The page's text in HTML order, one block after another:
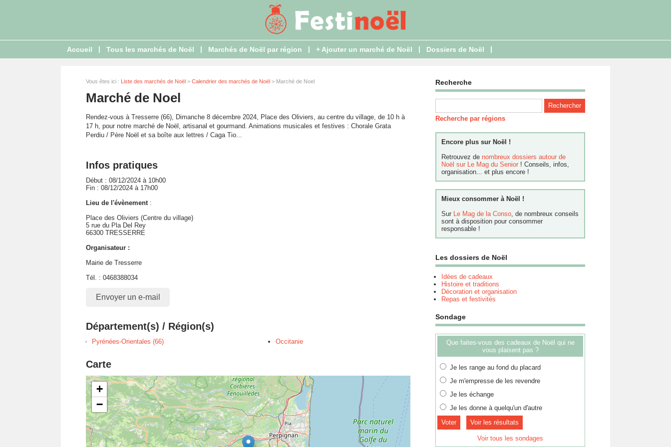
Accueil | Tous les marchés de Noël | Marchés de Noël par région | + Ajouter un marché de Noël | Dossiers de Noël |
Vous êtes ici : Liste des marchés de Noël > Calendrier des marchés de Noël > Marché de Noel
Marché de Noel
Rendez-vous à Tresserre (66), Dimanche 8 décembre 2024, Place des Oliviers, au centre du village, de 10 h à
17 h, pour notre marché de Noël, artisanal et gourmand. Animations musicales et festives : Chorale Grata
Perdiu / Père Noël et sa boîte aux lettres / Caga Tio...
Infos pratiques
Début : 08/12/2024 à 10h00
Fin : 08/12/2024 à 17h00
Lieu de l'évènement:
Place des Oliviers (Centre du village)
5 rue du Pla Del Rey
66300 TRESSERRE
Organisateur :
Mairie de Tresserre
Tél. : 0468388034
Envoyer un e-mail
Département(s) / Région(s)
Pyrénées-Orientales (66) Occitanie
Carte
+
−
Recherche
Recherche par régions
Encore plus sur Noël !
Retrouvez de nombreux dossiers autour de
Noël sur Le Mag du Senior ! Conseils, infos,
organisation... et plus encore !
Mieux consommer à Noël !
Sur Le Mag de la Conso, de nombreux conseils
sont à disposition pour consommer
responsable !
Les dossiers de Noël
Idées de cadeaux
Histoire et traditions
Décoration et organisation
Repas et festivités
Sondage
Que faites-vous des cadeaux de Noël qui ne
vous plaisent pas ?
Je les range au fond du placard
Je m'empresse de les revendre
Je les échange
Je les donne à quelqu'un d'autre
Voir les résultats
Voir tous les sondages